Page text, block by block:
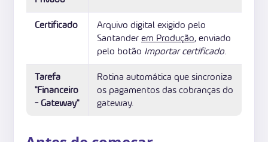
Certificado
Arquivo digital exigido pelo
Santanderem Produção, enviado
pelo botão Importar certificado.
Tarefa
"Financeiro
- Gateway"
Rotina automática que sincroniza
os pagamentos das cobranças do
gateway.